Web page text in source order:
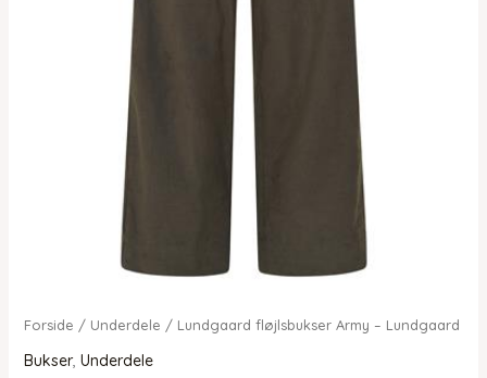
Forside / Underdele / Lundgaard fløjlsbukser Army – Lundgaard
Bukser, Underdele